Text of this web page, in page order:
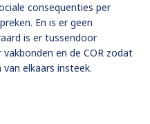
consequenties per
En is er geen
is er tussendoor
en de COR zodat
elkaars insteek.